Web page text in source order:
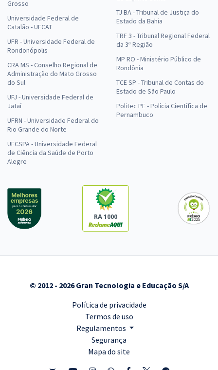
Grosso
Universidade Federal de
Catalão - UFCAT
UFR - Universidade Federal de
Rondonópolis
CRA MS - Conselho Regional de
Administração do Mato Grosso
do Sul
UFJ - Universidade Federal de
Jataí
UFRN - Universidade Federal do
Rio Grande do Norte
UFCSPA - Universidade Federal
de Ciência da Saúde de Porto
Alegre
TJ BA - Tribunal de Justiça do
Estado da Bahia
TRF 3 - Tribunal Regional Federal
da 3ª Região
MP RO - Ministério Público de
Rondônia
TCE SP - Tribunal de Contas do
Estado de São Paulo
Politec PE - Polícia Científica de
Pernambuco
RA 1000
© 2012 - 2026 Gran Tecnologia e Educação S/A
Política de privacidade
Termos de uso
Regulamentos
Segurança
Mapa do site